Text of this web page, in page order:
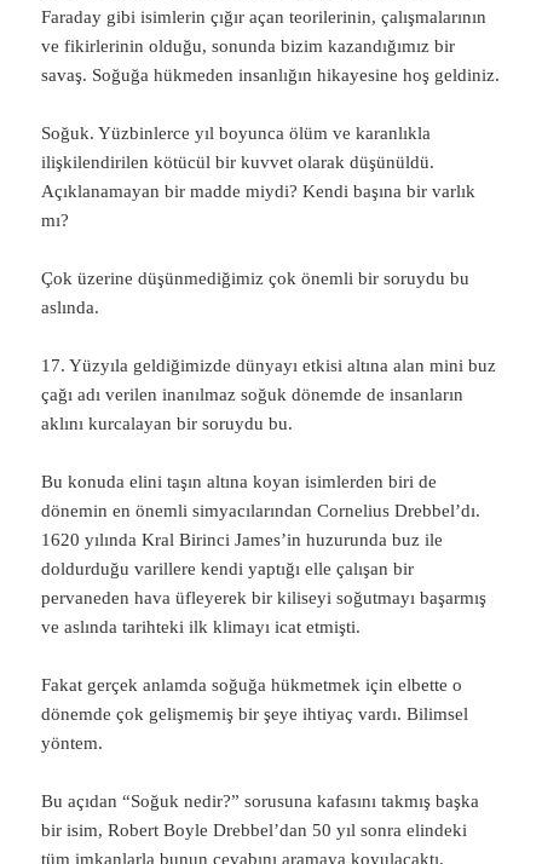
Faraday gibi isimlerin çığır açan teorilerinin, çalışmalarının
ve fikirlerinin olduğu, sonunda bizim kazandığımız bir
savaş. Soğuğa hükmeden insanlığın hikayesine hoş geldiniz.
Soğuk. Yüzbinlerce yıl boyunca ölüm ve karanlıkla
ilişkilendirilen kötücül bir kuvvet olarak düşünüldü.
Açıklanamayan bir madde miydi? Kendi başına bir varlık
mı?
Çok üzerine düşünmediğimiz çok önemli bir soruydu bu
aslında.
17. Yüzyıla geldiğimizde dünyayı etkisi altına alan mini buz
çağı adı verilen inanılmaz soğuk dönemde de insanların
aklını kurcalayan bir soruydu bu.
Bu konuda elini taşın altına koyan isimlerden biri de
dönemin en önemli simyacılarından Cornelius Drebbel’dı.
1620 yılında Kral Birinci James’in huzurunda buz ile
doldurduğu varillere kendi yaptığı elle çalışan bir
pervaneden hava üfleyerek bir kiliseyi soğutmayı başarmış
ve aslında tarihteki ilk klimayı icat etmişti.
Fakat gerçek anlamda soğuğa hükmetmek için elbette o
dönemde çok gelişmemiş bir şeye ihtiyaç vardı. Bilimsel
yöntem.
Bu açıdan “Soğuk nedir?” sorusuna kafasını takmış başka
bir isim, Robert Boyle Drebbel’dan 50 yıl sonra elindeki
tüm imkanlarla bunun cevabını aramaya koyulacaktı.